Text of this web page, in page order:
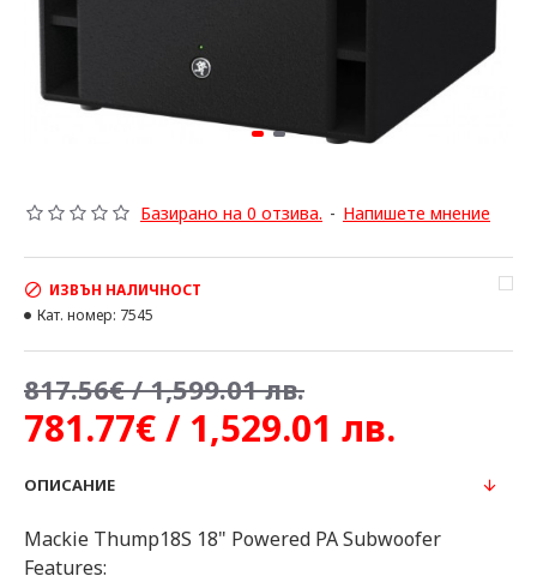
Базирано на 0 отзива. - Напишете мнение
781.77€ / 1,529.01 лв.
817.56€ / 1,599.01 лв.
ИЗВЪН НАЛИЧНОСТ
Кат. номер: 7545
ОПИСАНИЕ
Mackie Thump18S 18" Powered PA Subwoofer
Features: